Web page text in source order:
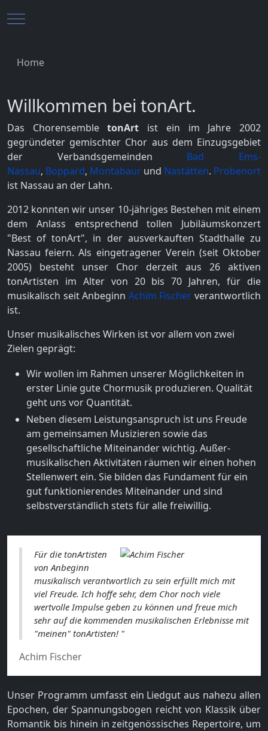
Mobile Menu Toggle
Home
Willkommen bei tonArt.
Das ChorensembletonArt ist ein im Jahre 2002
gegründeter gemischter Chor aus dem Einzugsgebiet
der Verbandsgemeinden Bad Ems-
Nassau, Boppard, Montabaur und Nastätten. Probenort
ist Nassau an der Lahn.
2012 konnten wir unser 10-jähriges Bestehen mit einem
dem Anlass entsprechend tollen Jubiläumskonzert
"Best of tonArt", in der ausverkauften Stadthalle zu
Nassau feiern. Als eingetragener Verein (seit Oktober
2005) besteht unser Chor derzeit aus 26 aktiven
tonArtisten im Alter von 20 bis 70 Jahren, für die
musikalisch seit Anbeginn Achim Fischer verantwortlich
ist.
Unser musikalisches Wirken ist vor allem von zwei
Zielen geprägt:
Wir wollen im Rahmen unserer Möglichkeiten in
erster Linie gute Chormusik produzieren. Qualität
geht uns vor Quantität.
Neben diesem Leistungsanspruch ist uns Freude
am gemeinsamen Musizieren sowie das
gesellschaftliche Miteinander wichtig. Außer-
musikalischen Aktivitäten räumen wir einen hohen
Stellenwert ein. Sie bilden das Fundament für ein
gut funktionierendes Miteinander und sind
selbstverständlich stets für alle freiwillig.
Für die tonArtisten
von Anbeginn
musikalisch verantwortlich zu sein erfüllt mich mit
viel Freude. Ich hoffe sehr, dem Chor noch viele
wertvolle Impulse geben zu können und freue mich
sehr auf die kommenden musikalischen Erlebnisse mit
"meinen" tonArtisten! "
Achim Fischer
Unser Programm umfasst ein Liedgut aus nahezu allen
Epochen, der Spannungsbogen reicht von Klassik über
Romantik bis hinein in zeitgenössisches Repertoire, um